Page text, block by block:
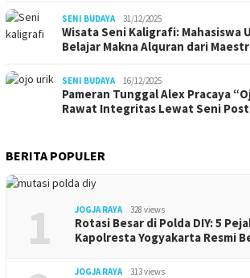
SENI BUDAYA 31/12/2025
Wisata Seni Kaligrafi: Mahasiswa
Belajar Makna Alquran dari
SENI BUDAYA 16/12/2025
Pameran Tunggal Alex Pracaya
Rawat Integritas Lewat Seni
BERITA POPULER
1 JOGJA RAYA 328 views
Rotasi Besar di Polda DIY: 5
Kapolresta Yogyakarta Resmi
JOGJA RAYA 313 views